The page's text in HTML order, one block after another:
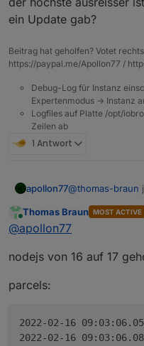
(welche es
genau sagen)
js-
ein Update gab?
Beitrag hat geholfen? Votet
https://paypal.me/Apollon77 /
Debug-Log für Instanz
Expertenmodus -> Instanz
Logfiles auf Platte /opt/
Zeilen ab
1 Antwort
apollon77@thomas-braun
Online
Thomas Braun MOST ACTIVE
@apollon77
nodejs von 16 auf 17
parcels:
2022-02-16
2022-02-16